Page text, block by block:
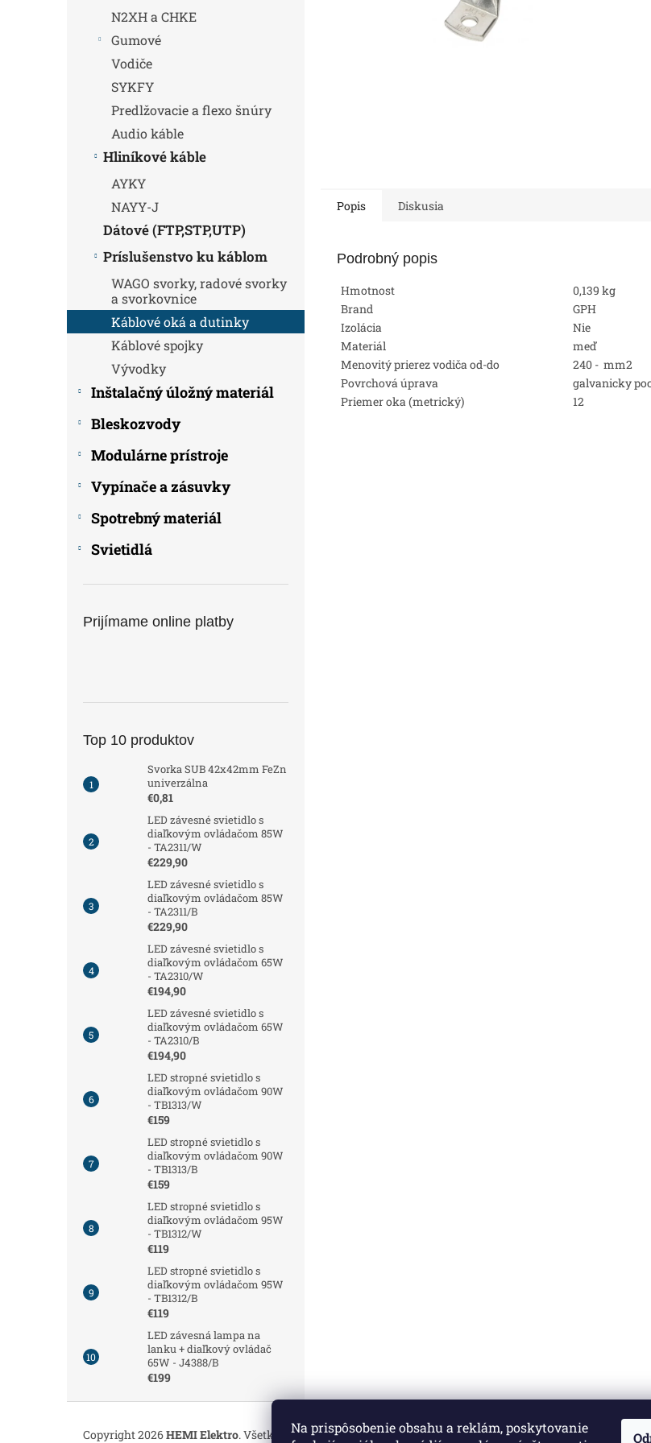
Na prispôsobenie obsahu a reklám, poskytovanie
N2XH a CHKE
Gumové
Vodiče
SYKFY
Predlžovacie a flexo šnúry
Audio káble
Hliníkové káble
AYKY
NAYY-J
Dátové (FTP,STP,UTP)
Príslušenstvo ku káblom
WAGO svorky, radové svorky
a svorkovnice
Káblové oká a dutinky
Káblové spojky
Vývodky
Inštalačný úložný materiál
Bleskozvody
Modulárne prístroje
Vypínače a zásuvky
Spotrebný materiál
Svietidlá
Prijímame online platby
Top 10 produktov
Svorka SUB 42x42mm FeZn
univerzálna
€0,81
LED závesné svietidlo s
diaľkovým ovládačom 85W
- TA2311/W
€229,90
LED závesné svietidlo s
diaľkovým ovládačom 85W
- TA2311/B
€229,90
LED závesné svietidlo s
diaľkovým ovládačom 65W
- TA2310/W
€194,90
LED závesné svietidlo s
diaľkovým ovládačom 65W
- TA2310/B
€194,90
LED stropné svietidlo s
diaľkovým ovládačom 90W
- TB1313/W
€159
LED stropné svietidlo s
diaľkovým ovládačom 90W
- TB1313/B
€159
LED stropné svietidlo s
diaľkovým ovládačom 95W
- TB1312/W
€119
LED stropné svietidlo s
diaľkovým ovládačom 95W
- TB1312/B
€119
LED závesná lampa na
lanku + diaľkový ovládač
65W - J4388/B
€199
Popis Diskusia
Podrobný popis
Hmotnost
0,139 kg
Brand
GPH
Izolácia
Nie
Materiál
meď
Menovitý prierez vodiča od-do
240 - mm2
Povrchová úprava
galvanicky
Priemer oka (metrický)
12
Copyright 2026HEMI Elektro. Všetky práva vyhradené.Upraviť nastavenie cookies